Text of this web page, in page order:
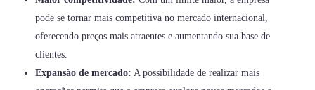
pode se tornar mais competitiva no mercado internacional,
oferecendo preços mais atraentes e aumentando sua base de
clientes.
Expansão de mercado: A possibilidade de realizar mais